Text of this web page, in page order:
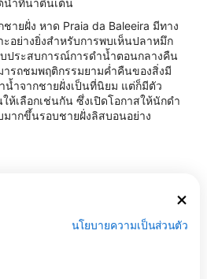
น้ำที่น่าตื่นเต้น
ายฝั่ง หาด Praia da Baleeira มีทาง
ะอย่างยิ่งสำหรับการพบเห็นปลาหมึก
ประสบการณ์การดำน้ำตอนกลางคืน
รถชมพฤติกรรมยามค่ำคืนของสิ่งมี
ำจากชายฝั่งเป็นที่นิยม แต่ก็มีตัว
ห้เลือกเช่นกัน ซึ่งเปิดโอกาสให้นักดำ
มากขึ้นรอบชายฝั่งลิสบอนอย่าง
นโยบายความเป็นส่วนตัว